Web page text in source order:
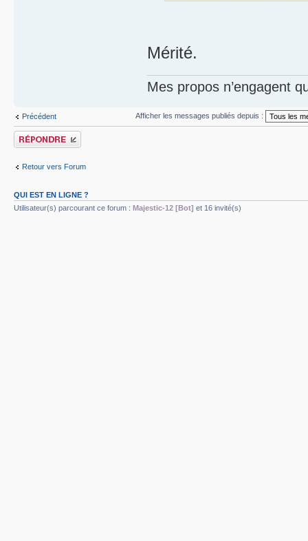
Mérité.
Mes propos n’engagent
Précédent Afficher les messages publiés depuis :
Publier une réponse
Retour vers Forum
QUI EST EN LIGNE ?
Utilisateur(s) parcourant ce forum : Majestic-12 [Bot] et 16 invité(s)